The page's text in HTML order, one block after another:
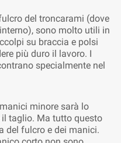
del troncarami (dove
sono molto utili in
su braccia e polsi
più duro il lavoro. I
specialmente nel
minore sarà lo
taglio. Ma tutto questo
del fulcro e dei manici.